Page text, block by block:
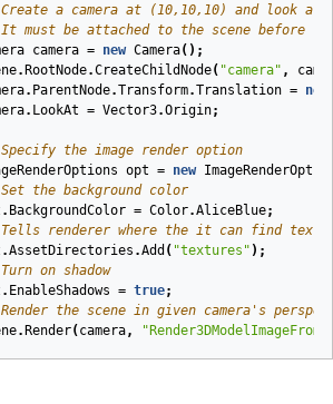
a camera at (10,10,10) and look
must be attached to the scene before
camera = new Camera();
. RootNode.CreateChildNode( "camera" ,
. ParentNode.Transform.Translation = new
. LookAt = Vector3.Origin;
the image render option
opt = new
the background color
. BackgroundColor = Color.AliceBlue;
renderer where the it can find
.AssetDirectories .Add ( "textures" );
on shadow
. EnableShadows = true;
the scene in given camera's
. Render( camera,